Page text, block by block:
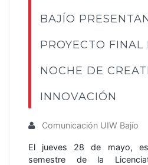
BAJÍO
PROYECTO FINAL
NOCHE DE
INNOVACIÓN
Comunicación UIW Bajío
El jueves 28 de mayo,
semestre de la